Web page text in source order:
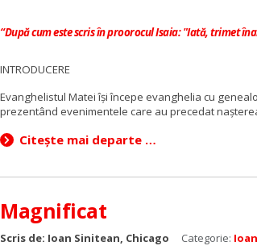
“După cum este scris în proorocul Isaia: "Iată, trimet
INTRODUCERE
Evanghelistul Mateiîşi începe evanghelia cu
prezentând evenimentele care au precedat
Citește mai departe …
Magnificat
Scris de: Ioan Sinitean, Chicago Categorie: